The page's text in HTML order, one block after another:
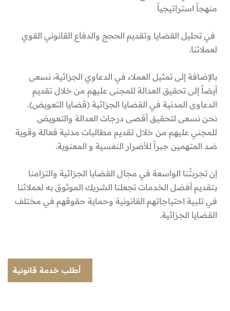
منهجاً استراتيجياً
في تحليل القضايا وتقديم الحجج والدفاع القانوني القوي
لعملائنا.
بالإضافة إلى تمثيل العملاء في الدعاوي الجزائية، نسعى
أيضاً إلى تحقيق العدالة للمجنى عليهم من خلال تقديم
الدعاوى المدنية في القضايا الجزائية (قضايا التعويض).
نحن نسعى لتحقيق أقصى درجات العدالة والتعويض
للمجني عليهم من خلال تقديم مطالبات مدنية فعالة وقوية
ضد المتهمين جبراً للأضرار النفسية و المعنوية.
إن تجربتُنا الواسعة في مجال القضايا الجزائية والتزامنا
بتقديم أفضل الخدمات تجعلنا الشريك الموثوق به لعملائنا
في تلبية احتياجاتهم القانونية وحماية حقوقهم في مختلف
القضايا الجزائية.
أطلب خدمة قانونية